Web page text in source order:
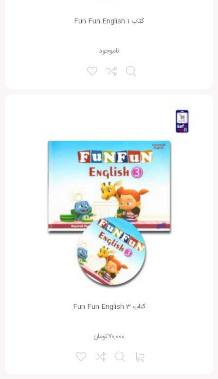
کتاب Fun Fun English 1
ناموجود
کتاب Fun Fun English 3
تومان۷۰,۰۰۰